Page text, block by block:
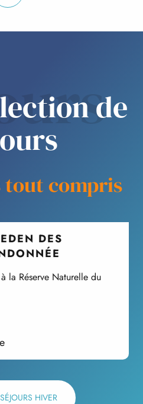
de
tout compris
DES
la Réserve Naturelle du
HIVER